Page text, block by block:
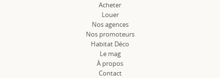
Acheter
Louer
Nos agences
Nos promoteurs
Habitat Déco
Le mag
À propos
Contact